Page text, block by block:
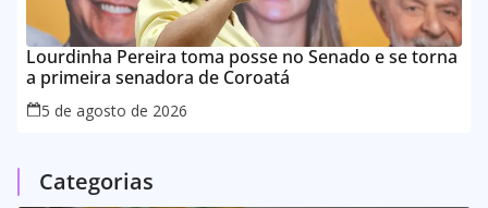
Lourdinha Pereira toma posse no Senado e se torna
a primeira senadora de Coroatá
5 de agosto de 2026
Categorias